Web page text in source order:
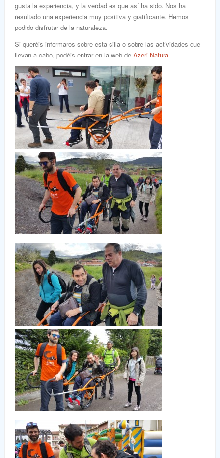
gusta la experiencia, y la verdad es que así ha sido. Nos ha
resultado una experiencia muy positiva y gratificante. Hemos
podido disfrutar de la naturaleza.
Si queréis informaros sobre esta silla o sobre las actividades que
llevan a cabo, podéis entrar en la web de Azeri Natura.